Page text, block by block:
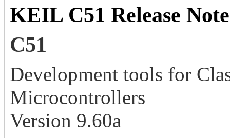
KEIL C51 Release
C51
Development tools for
Microcontrollers
Version 9.60a